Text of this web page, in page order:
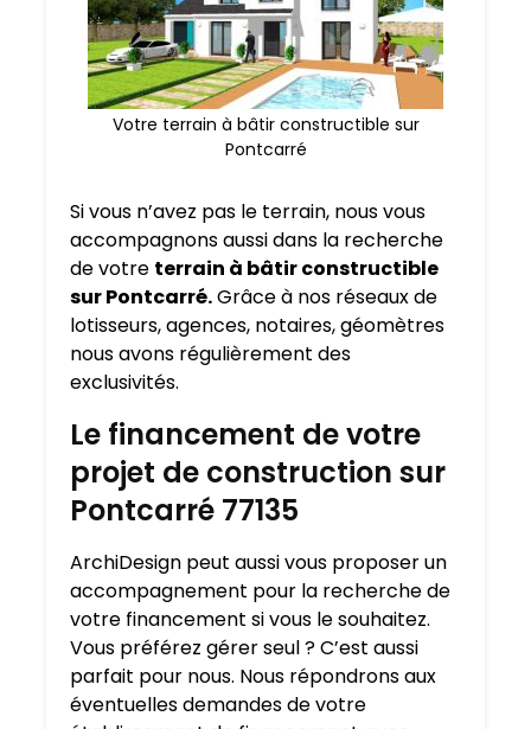
Votre terrain à bâtir constructible sur
Pontcarré
Si vous n’avez pas le terrain, nous vous
accompagnons aussi dans la recherche
de votre terrain à bâtir constructible
sur Pontcarré.Grâce à nos réseaux de
lotisseurs, agences, notaires, géomètres
nous avons régulièrement des
exclusivités.
Le financement de votre
projet de construction sur
Pontcarré 77135
ArchiDesign peut aussi vous proposer un
accompagnement pour la recherche de
votre financement si vous le souhaitez.
Vous préférez gérer seul ? C’est aussi
parfait pour nous. Nous répondrons aux
éventuelles demandes de votre